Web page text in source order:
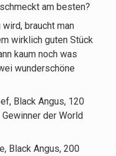
am besten?
braucht man
wirklich guten Stück
kaum noch was
wunderschöne
Black Angus, 120
der World
Black Angus, 200